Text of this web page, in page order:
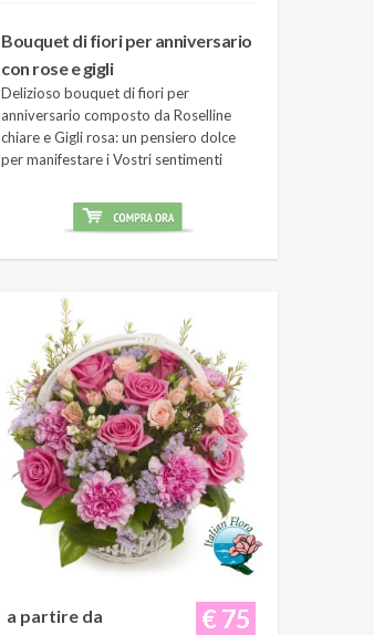
Bouquet di fiori per anniversario
con rose e gigli
Delizioso bouquet di fiori per
anniversario composto da Roselline
chiare e Gigli rosa: un pensiero dolce
per manifestare i Vostri sentimenti
€ 75
a partire da